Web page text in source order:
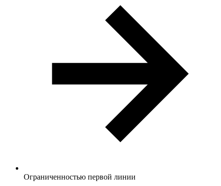
Ограниченностью первой линии